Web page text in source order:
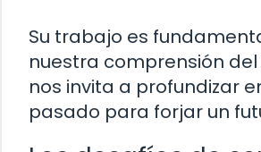
Su trabajo es
nuestra comprensión
nos invita a profundizar
pasado para forjar un